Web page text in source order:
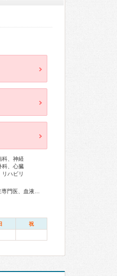
科、神経
科、心臓
ハビリ
祝